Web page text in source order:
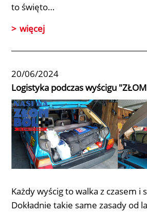
to święto…
więcej
20/06/2024
Logistyka podczas wyścigu
Każdy wyścig to walka z czasem i
Dokładnie takie same zasady od